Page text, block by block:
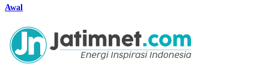
Awal